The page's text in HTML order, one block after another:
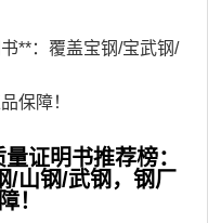
**：覆盖宝钢/宝武钢/
保障！
证明书推荐榜：
/山钢/武钢，钢厂
！